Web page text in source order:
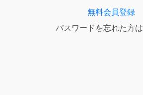
無料会員登録
パスワードを忘れた方は